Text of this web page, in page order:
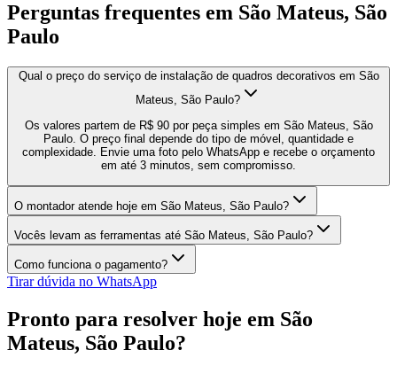
Perguntas frequentes em São Mateus, São
Paulo
Qual o preço do serviço de instalação de quadros decorativos em São
Mateus, São Paulo?
Os valores partem de R$ 90 por peça simples em São Mateus, São
Paulo. O preço final depende do tipo de móvel, quantidade e
complexidade. Envie uma foto pelo WhatsApp e recebe o orçamento
em até 3 minutos, sem compromisso.
O montador atende hoje em São Mateus, São Paulo?
Vocês levam as ferramentas até São Mateus, São Paulo?
Como funciona o pagamento?
Tirar dúvida no WhatsApp
Pronto para resolver hoje em São
Mateus, São Paulo?